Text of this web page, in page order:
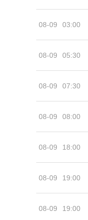
08-09 03:00
08-09 05:30
08-09 07:30
08-09 08:00
08-09 18:00
08-09 19:00
08-09 19:00